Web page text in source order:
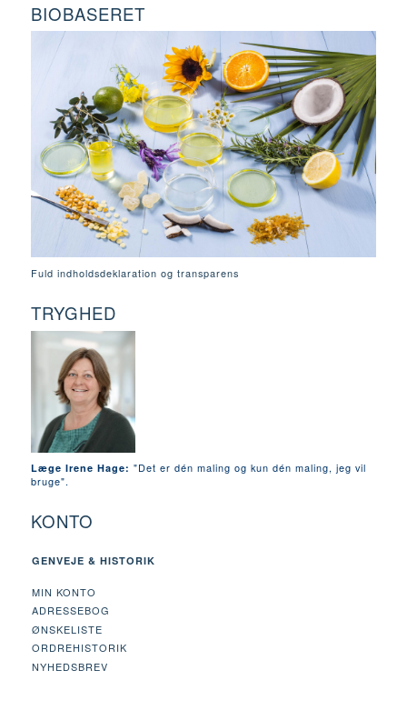
BIOBASERET
Fuld indholdsdeklaration og transparens
TRYGHED
Læge Irene Hage: "Det er dén maling og kun dén maling, jeg vil
bruge".
KONTO
GENVEJE & HISTORIK
MIN KONTO
ADRESSEBOG
ØNSKELISTE
ORDREHISTORIK
NYHEDSBREV